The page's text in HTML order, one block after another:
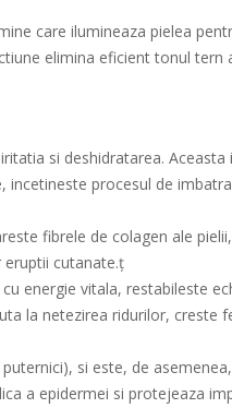
care ilumineaza pielea
elimina eficient tonul
si deshidratarea.
procesul de
fibrele de colagen ale
cutanate.ț
energie vitala, restabileste
la netezirea ridurilor, creste
si este, de
a epidermei si protejeaza